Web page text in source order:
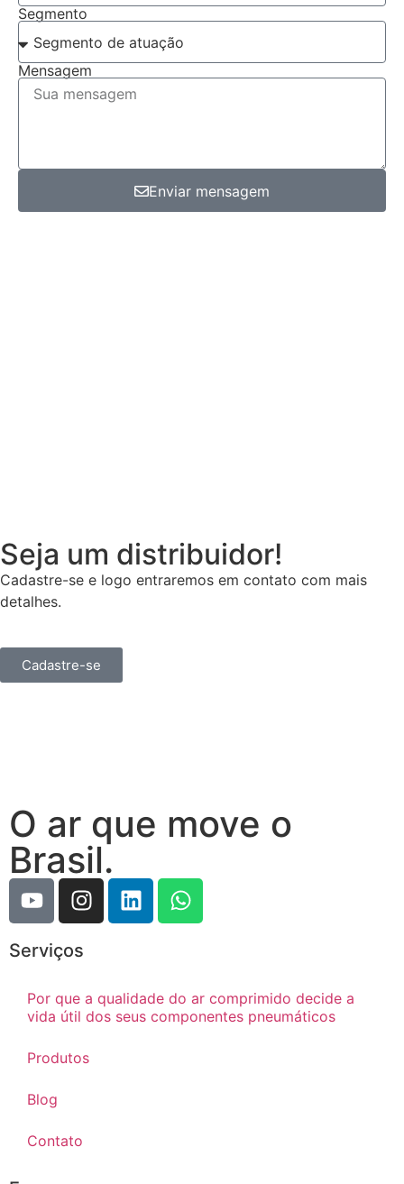
Segmento
Mensagem
Enviar mensagem
Seja um distribuidor!
Cadastre-se e logo entraremos em contato com mais
detalhes.
Cadastre-se
O ar que move o
Brasil.
Serviços
Por que a qualidade do ar comprimido decide a
vida útil dos seus componentes pneumáticos
Produtos
Blog
Contato